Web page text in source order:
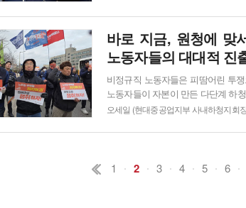
밀어붙이고 있는 폐쇄 일정과 대체
다. 고 김충현 노동자...
바로 지금, 원청에 맞
노동자들의 대대적 진
비정규직 노동자들은 피땀어린 투
노동자들이 자본이 만든 다단계 하
전히 투쟁에 달려있다. 하청, 특수
결정하는 것은
오세일 (현대중공업지부 사내하청지회
1 2 3 4 5 6